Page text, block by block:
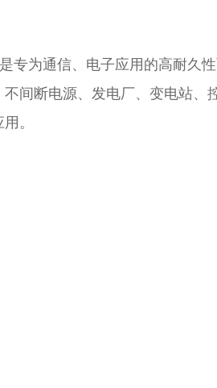
专为通信、电子应用的高耐久
间断电源、发电厂、变电站、
。